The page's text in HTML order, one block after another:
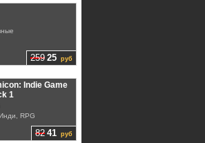
259 25 руб
82 41 руб
Indie Game
1
RPG